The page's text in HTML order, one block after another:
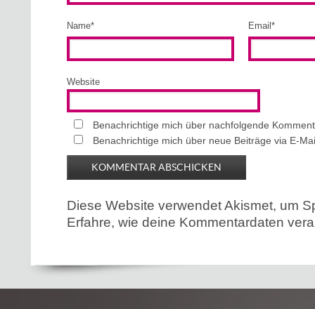
Name* Email *
Website
Benachrichtige mich über nachfolgende
Benachrichtige mich über neue Beiträge via E-
Diese Website verwendet Akismet, um
Erfahre, wie deine Kommentardaten